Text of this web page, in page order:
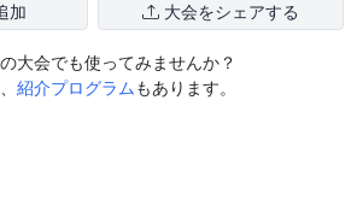
加 大会をシェアする
大会でも使ってみませんか？
紹介プログラム もあります。